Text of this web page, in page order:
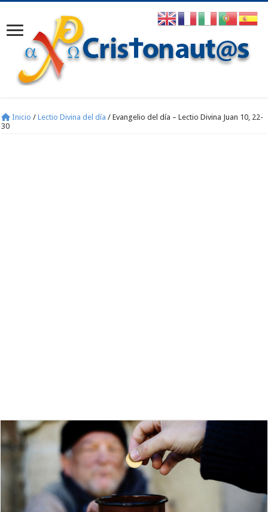
Inicio / Lectio Divina del día / Evangelio del día – Lectio Divina Juan 10, 22-
30